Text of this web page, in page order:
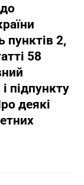
пунктів 2,
58
підпункту
деякі